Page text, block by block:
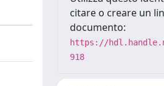
citare o creare un
documento:
https://
918